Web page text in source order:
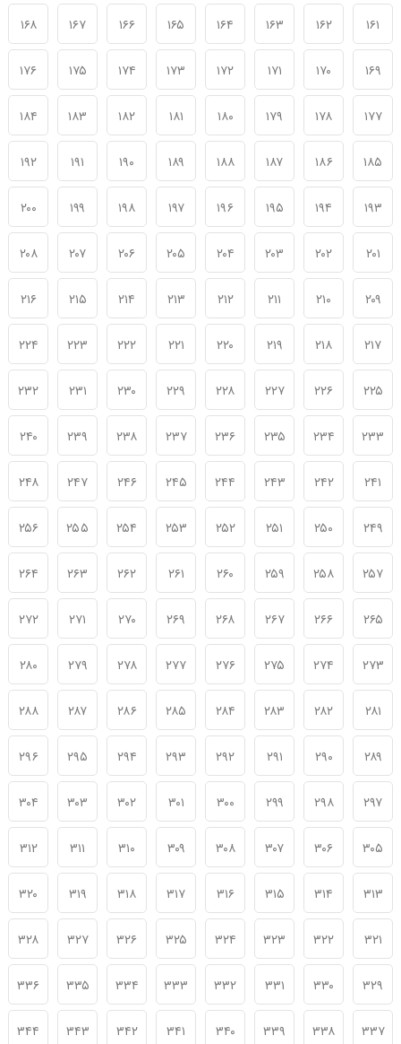
۱۶۱ ۱۶۲ ۱۶۳ ۱۶۴ ۱۶۵ ۱۶۶ ۱۶۷ ۱۶۸
۱۶۹ ۱۷۰ ۱۷۱ ۱۷۲ ۱۷۳ ۱۷۴ ۱۷۵ ۱۷۶
۱۷۷ ۱۷۸ ۱۷۹ ۱۸۰ ۱۸۱ ۱۸۲ ۱۸۳ ۱۸۴
۱۸۵ ۱۸۶ ۱۸۷ ۱۸۸ ۱۸۹ ۱۹۰ ۱۹۱ ۱۹۲
۱۹۳ ۱۹۴ ۱۹۵ ۱۹۶ ۱۹۷ ۱۹۸ ۱۹۹ ۲۰۰
۲۰۱ ۲۰۲ ۲۰۳ ۲۰۴ ۲۰۵ ۲۰۶ ۲۰۷ ۲۰۸
۲۰۹ ۲۱۰ ۲۱۱ ۲۱۲ ۲۱۳ ۲۱۴ ۲۱۵ ۲۱۶
۲۱۷ ۲۱۸ ۲۱۹ ۲۲۰ ۲۲۱ ۲۲۲ ۲۲۳ ۲۲۴
۲۲۵ ۲۲۶ ۲۲۷ ۲۲۸ ۲۲۹ ۲۳۰ ۲۳۱ ۲۳۲
۲۳۳ ۲۳۴ ۲۳۵ ۲۳۶ ۲۳۷ ۲۳۸ ۲۳۹ ۲۴۰
۲۴۱ ۲۴۲ ۲۴۳ ۲۴۴ ۲۴۵ ۲۴۶ ۲۴۷ ۲۴۸
۲۴۹ ۲۵۰ ۲۵۱ ۲۵۲ ۲۵۳ ۲۵۴ ۲۵۵ ۲۵۶
۲۵۷ ۲۵۸ ۲۵۹ ۲۶۰ ۲۶۱ ۲۶۲ ۲۶۳ ۲۶۴
۲۶۵ ۲۶۶ ۲۶۷ ۲۶۸ ۲۶۹ ۲۷۰ ۲۷۱ ۲۷۲
۲۷۳ ۲۷۴ ۲۷۵ ۲۷۶ ۲۷۷ ۲۷۸ ۲۷۹ ۲۸۰
۲۸۱ ۲۸۲ ۲۸۳ ۲۸۴ ۲۸۵ ۲۸۶ ۲۸۷ ۲۸۸
۲۸۹ ۲۹۰ ۲۹۱ ۲۹۲ ۲۹۳ ۲۹۴ ۲۹۵ ۲۹۶
۲۹۷ ۲۹۸ ۲۹۹ ۳۰۰ ۳۰۱ ۳۰۲ ۳۰۳ ۳۰۴
۳۰۵ ۳۰۶ ۳۰۷ ۳۰۸ ۳۰۹ ۳۱۰ ۳۱۱ ۳۱۲
۳۱۳ ۳۱۴ ۳۱۵ ۳۱۶ ۳۱۷ ۳۱۸ ۳۱۹ ۳۲۰
۳۲۱ ۳۲۲ ۳۲۳ ۳۲۴ ۳۲۵ ۳۲۶ ۳۲۷ ۳۲۸
۳۲۹ ۳۳۰ ۳۳۱ ۳۳۲ ۳۳۳ ۳۳۴ ۳۳۵ ۳۳۶
۳۳۷ ۳۳۸ ۳۳۹ ۳۴۰ ۳۴۱ ۳۴۲ ۳۴۳ ۳۴۴